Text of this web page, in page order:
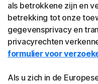
als betrokkene zijn en
betrekking tot onze
gegevensprivacy en
privacyrechten
formulier voor
Als u zich in de